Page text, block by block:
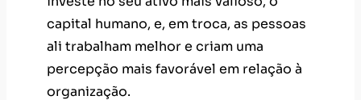
capital humano, e, em troca, as pessoas
ali trabalham melhor e criam uma
percepção mais favorável em relação à
organização.